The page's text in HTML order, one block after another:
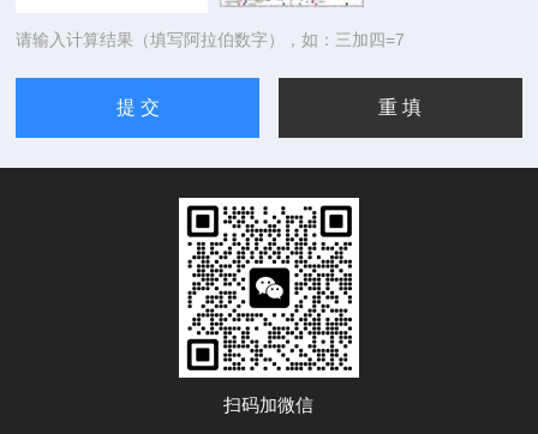
请输入计算结果（填写阿拉伯数字），如：三加四=7
扫码加微信